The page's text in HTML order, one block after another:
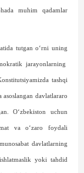
muhim qadamlar
tutgan o‘rni uning
jarayonlarning
tash­qi
davlatlararo
O‘zbekiston uchun
va o‘zaro foydali
davlatlarning
yoki tahdid